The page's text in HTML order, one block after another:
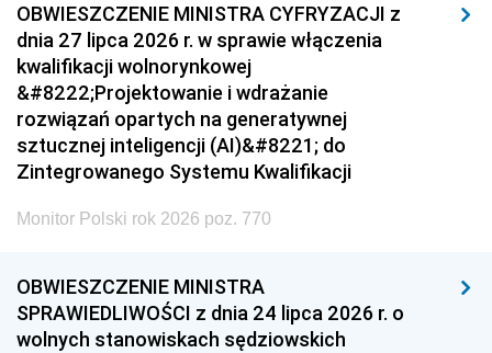
OBWIESZCZENIE MINISTRA CYFRYZACJI z
dnia 27 lipca 2026 r. w sprawie włączenia
kwalifikacji wolnorynkowej
&#8222;Projektowanie i wdrażanie
rozwiązań opartych na generatywnej
sztucznej inteligencji (AI)&#8221; do
Zintegrowanego Systemu Kwalifikacji
Monitor Polski rok 2026 poz. 770
OBWIESZCZENIE MINISTRA
SPRAWIEDLIWOŚCI z dnia 24 lipca 2026 r. o
wolnych stanowiskach sędziowskich